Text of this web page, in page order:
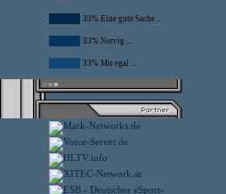
33% Eine gute Sache ...
33% Nervig ...
33% Mir egal ...